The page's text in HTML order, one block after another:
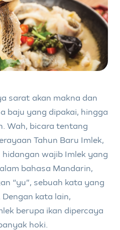
sarat akan makna dan
baju yang dipakai, hingga
Wah, bicara tentang
Tahun Baru Imlek,
wajib Imlek yang
bahasa Mandarin,
“yu”, sebuah kata yang
Dengan kata lain,
berupa ikan dipercaya
hoki.